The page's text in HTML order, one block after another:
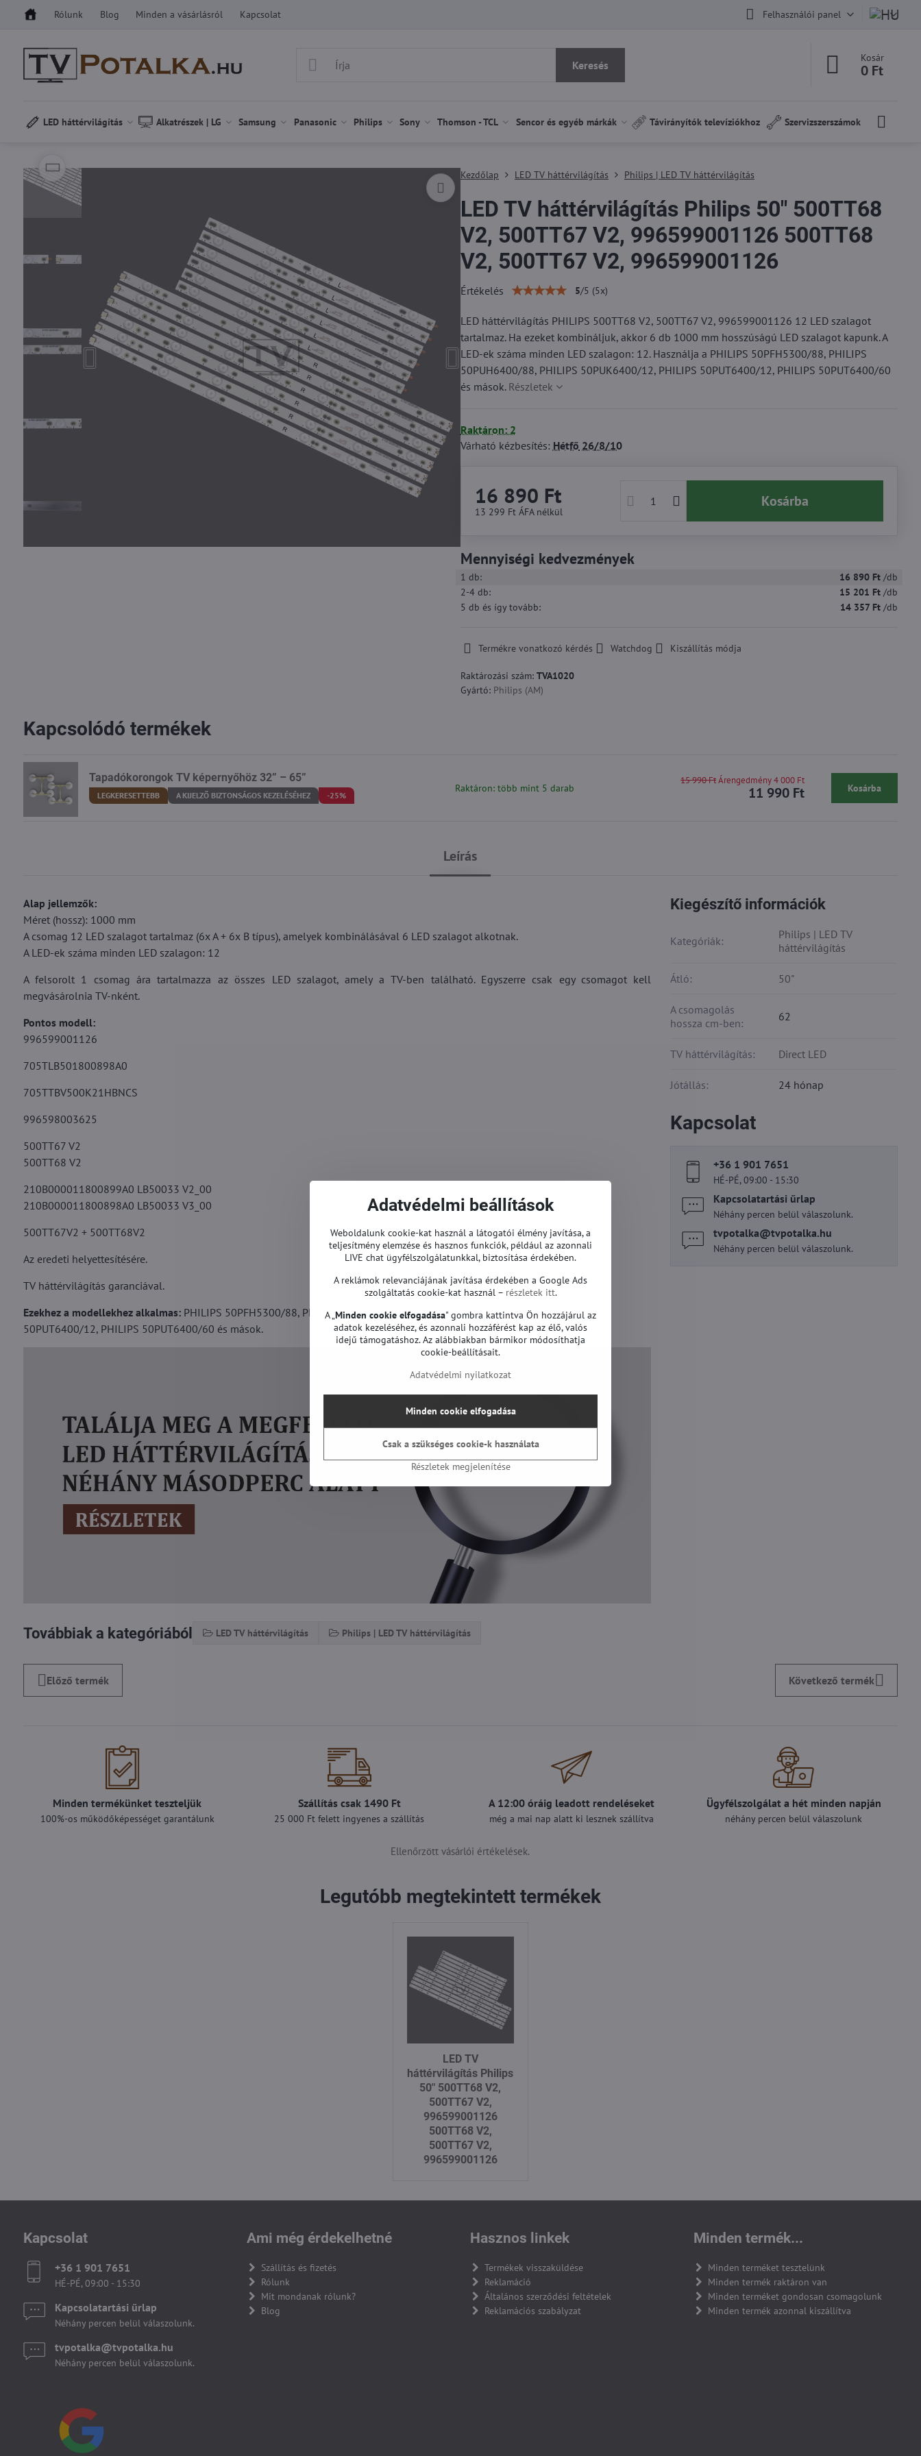
Rólunk Blog Minden a vásárlásról Kapcsolat Felhasználói panel
Keresés
Kosár
0 Ft
LED háttérvilágítás Alkatrészek | LG Samsung Panasonic Philips Sony Thomson - TCL Sencor és egyéb márkák Távirányítók televíziókhoz Szervizszerszámok
Kezdőlap LED TV háttérvilágítás Philips | LED TV háttérvilágítás
LED TV háttérvilágítás Philips 50" 500TT68
V2, 500TT67 V2, 996599001126 500TT68
V2, 500TT67 V2, 996599001126
Értékelés 5/5 (5x)
LED háttérvilágítás PHILIPS 500TT68 V2, 500TT67 V2, 996599001126 12 LED szalagot
tartalmaz. Ha ezeket kombináljuk, akkor 6 db 1000 mm hosszúságú LED szalagot kapunk. A
LED-ek száma minden LED szalagon: 12. Használja a PHILIPS 50PFH5300/88, PHILIPS
50PUH6400/88, PHILIPS 50PUK6400/12, PHILIPS 50PUT6400/12, PHILIPS 50PUT6400/60
és mások. Részletek
Raktáron: 2
Várható kézbesítés: Hétfő 26/8/10
16 890 Ft
13 299 Ft ÁFA nélkül
Kosárba
Mennyiségi kedvezmények
1 db: 16 890 Ft /db
2-4db: 15 201 Ft /db
5 db és így tovább: 14 357 Ft /db
Termékre vonatkozó kérdés Watchdog Kiszállítás módja
Raktározási szám: TVA1020
Gyártó: Philips (AM)
Leírás
Alap jellemzők:
Méret (hossz): 1000 mm
A csomag 12 LED szalagot tartalmaz (6x A + 6x B típus), amelyek kombinálásával 6 LED szalagot alkotnak.
A LED-ek száma minden LED szalagon: 12
A felsorolt 1 csomag ára tartalmazza az összes LED szalagot, amely a TV-ben található. Egyszerre csak egy csomagot kell
megvásárolnia TV-nként.
Pontos modell:
996599001126
705TLB501800898A0
705TTBV500K21HBNCS
996598003625
500TT67 V2
500TT68 V2
210B000011800899A0 LB50033 V2_00
210B000011800898A0 LB50033 V3_00
500TT67V2 + 500TT68V2
Az eredeti helyettesítésére.
TV háttérvilágítás garanciával.
Ezekhez a modellekhez alkalmas:PHILIPS 50PFH5300/88, PHILIPS 50PUH6400/88, PHILIPS 50PUK6400/12, PHILIPS
50PUT6400/12, PHILIPS 50PUT6400/60 és mások.
Továbbiak a kategóriából LED TV háttérvilágítás Philips | LED TV háttérvilágítás
Kiegészítő információk
Kategóriák:
Philips | LED TV
háttérvilágítás
Átló: 50"
A csomagolás
hossza cm-ben:
62
TV háttérvilágítás: Direct LED
Jótállás: 24 hónap
Kapcsolat
+36 1 901 7651
HÉ-PÉ, 09:00 - 15:30
Kapcsolatartási űrlap
Néhány percen belül válaszolunk.
tvpotalka​@tvpotalka​.hu
Néhány percen belül válaszolunk.
Előző termék Következő termék
Kapcsolódó termékek
Tapadókorongok TV képernyőhöz 32” – 65”
LEGKERESETTEBB A KIJELZŐ BIZTONSÁGOS KEZELÉSÉHEZ -25%
Raktáron: több mint 5 darab 11 990 Ft
15 990 Ft Árengedmény 4 000 Ft
Kosárba
Minden termékünket teszteljük
100%-os működőképességet garantálunk
Szállítás csak 1490 Ft
25 000 Ft felett ingyenes a szállítás
A 12:00 óráig leadott rendeléseket
még a mai nap alatt ki lesznek szállítva
Ügyfélszolgálat a hét minden napján
néhány percen belül válaszolunk
Ellenőrzött vásárlói értékelések.
Legutóbb megtekintett termékek
LED TV
háttérvilágítás Philips
50" 500TT68 V2,
500TT67 V2,
996599001126
500TT68 V2,
500TT67 V2,
996599001126
Kapcsolat
+36 1 901 7651
HÉ-PÉ, 09:00 - 15:30
Kapcsolatartási űrlap
Néhány percen belül válaszolunk.
tvpotalka​@tvpotalka​.hu
Néhány percen belül válaszolunk.
Ami még érdekelhetné
Szállítás és fizetés
Rólunk
Mit mondanak rólunk?
Blog
Hasznos linkek
Termékek visszaküldése
Reklamáció
Általános szerződési feltételek
Reklamációs szabályzat
Minden termék...
Minden terméket tesztelünk
Minden termék raktáron van
Minden terméket gondosan csomagolunk
Minden termék azonnal kiszállítva
Adatvédelmi beállítások
Weboldalunk cookie-kat használ a látogatói élmény javítása, a
teljesítmény elemzése és hasznos funkciók, például az azonnali
LIVE chat ügyfélszolgálatunkkal, biztosítása érdekében.
A reklámok relevanciájának javítása érdekében a Google Ads
szolgáltatás cookie-kat használ – részletek itt.
A „Minden cookie elfogadása" gombra kattintva Ön hozzájárul az
adatok kezeléséhez, és azonnali hozzáférést kap az élő, valós
idejű támogatáshoz. Az alábbiakban bármikor módosíthatja
cookie-beállításait.
Adatvédelmi nyilatkozat
Részletek megjelenítése
Minden cookie elfogadása
Csak a szükséges cookie-k használata